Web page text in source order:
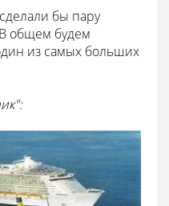
бы пару
общем будем
из самых больших